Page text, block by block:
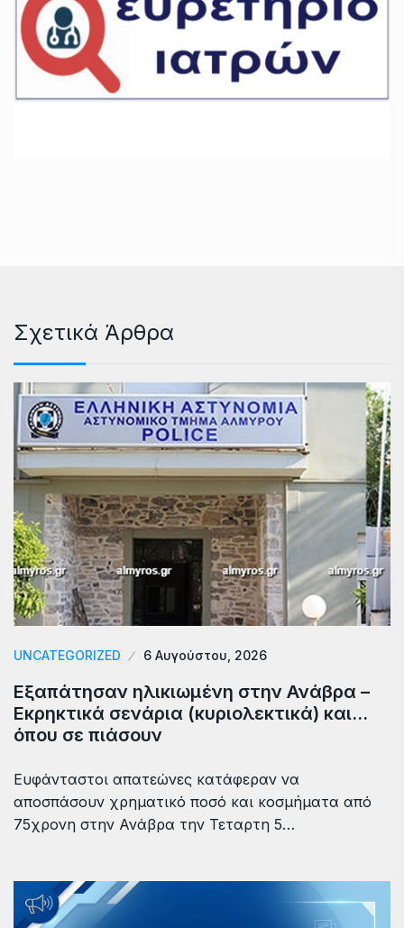
Σχετικά Άρθρα
UNCATEGORIZED 6 Αυγούστου, 2026
Εξαπάτησαν ηλικιωμένη στην Ανάβρα –
Εκρηκτικά σενάρια (κυριολεκτικά) και…
όπου σε πιάσουν
Ευφάνταστοι απατεώνες κατάφεραν να
αποσπάσουν χρηματικό ποσό και κοσμήματα από
75χρονη στην Ανάβρα την Τεταρτη 5…